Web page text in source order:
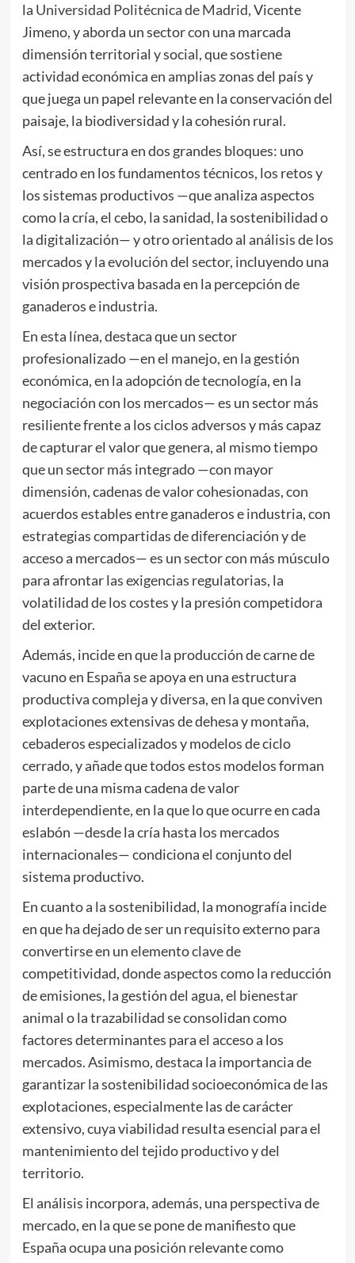
la Universidad Politécnica de Madrid, Vicente
Jimeno, y aborda un sector con una marcada
dimensión territorial y social, que sostiene
actividad económica en amplias zonas del país y
que juega un papel relevante en la conservación del
paisaje, la biodiversidad y la cohesión rural.
Así, se estructura en dos grandes bloques: uno
centrado en los fundamentos técnicos, los retos y
los sistemas productivos —que analiza aspectos
como la cría, el cebo, la sanidad, la sostenibilidad o
la digitalización— y otro orientado al análisis de los
mercados y la evolución del sector, incluyendo una
visión prospectiva basada en la percepción de
ganaderos e industria.
En esta línea, destaca que un sector
profesionalizado —en el manejo, en la gestión
económica, en la adopción de tecnología, en la
negociación con los mercados— es un sector más
resiliente frente a los ciclos adversos y más capaz
de capturar el valor que genera, al mismo tiempo
que un sector más integrado —con mayor
dimensión, cadenas de valor cohesionadas, con
acuerdos estables entre ganaderos e industria, con
estrategias compartidas de diferenciación y de
acceso a mercados— es un sector con más músculo
para afrontar las exigencias regulatorias, la
volatilidad de los costes y la presión competidora
del exterior.
Además, incide en que la producción de carne de
vacuno en España se apoya en una estructura
productiva compleja y diversa, en la que conviven
explotaciones extensivas de dehesa y montaña,
cebaderos especializados y modelos de ciclo
cerrado, y añade que todos estos modelos forman
parte de una misma cadena de valor
interdependiente, en la que lo que ocurre en cada
eslabón —desde la cría hasta los mercados
internacionales— condiciona el conjunto del
sistema productivo.
En cuanto a la sostenibilidad, la monografía incide
en que ha dejado de ser un requisito externo para
convertirse en un elemento clave de
competitividad, donde aspectos como la reducción
de emisiones, la gestión del agua, el bienestar
animal o la trazabilidad se consolidan como
factores determinantes para el acceso a los
mercados. Asimismo, destaca la importancia de
garantizar la sostenibilidad socioeconómica de las
explotaciones, especialmente las de carácter
extensivo, cuya viabilidad resulta esencial para el
mantenimiento del tejido productivo y del
territorio.
El análisis incorpora, además, una perspectiva de
mercado, en la que se pone de manifiesto que
España ocupa una posición relevante como